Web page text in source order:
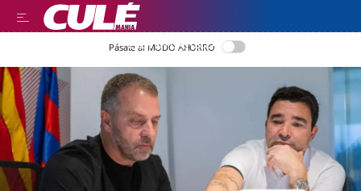
LEER EN CASTELLANO
Pásate al MODO AHORRO